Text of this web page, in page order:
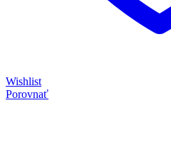
Wishlist
Porovnať